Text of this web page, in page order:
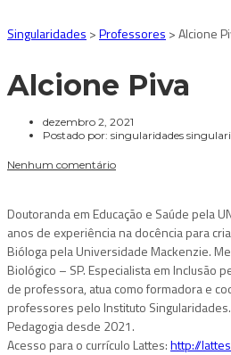
Singularidades >Professores >Alcione
Alcione Piva
dezembro 2, 2021
Postado por: singularidades
Nenhum comentário
Doutoranda em Educação e Saúde pela
anos de experiência na docência para
Bióloga pela Universidade Mackenzie.
Biológico – SP. Especialista em Inclusão
de professora, atua como formadora e
professores pelo Instituto
Pedagogia desde 2021.
Acesso para o currículo Lattes:http://